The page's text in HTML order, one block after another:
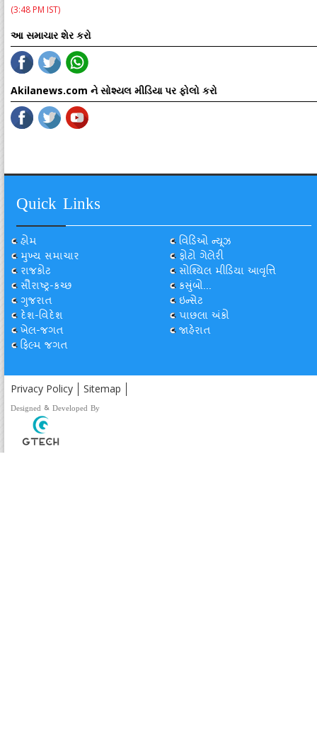
(3:48 PM IST)
આ સમાચાર શેર કરો
Akilanews.com ને સોશ્યલ મીડિયા પર ફોલો કરો
Quick Links
હોમ
મુખ્ય સમાચાર
રાજકોટ
સૌરાષ્ટ્ર-કચ્છ
ગુજરાત
દેશ-વિદેશ
ખેલ-જગત
ફિલ્મ જગત
વિડિઓ ન્યૂઝ
ફોટો ગેલેરી
સોશ્યિલ મીડિયા આવૃત્તિ
કસુંબો...
ઇન્સેટ
પાછલા અંકો
જાહેરાત
Privacy Policy Sitemap
Designed & Developed By